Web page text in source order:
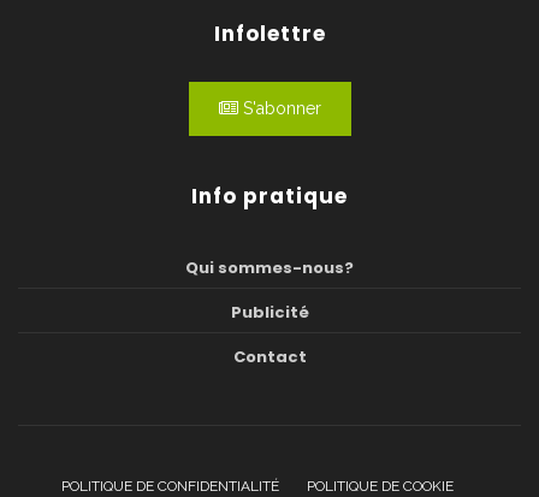
Infolettre
S'abonner
Info pratique
Qui sommes-nous?
Publicité
Contact
POLITIQUE DE CONFIDENTIALITÉ
POLITIQUE DE COOKIE